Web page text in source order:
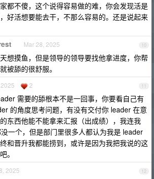
都不傻，这个说得容易做的难，你会发现活是
好活想要能去干，不那么容易的。还是说起来
10
Mar 28, 2025
想摸鱼，但是领导的领导要找他拿进度，你帮
被舔的很舒服。
11
2
需要的舔根本不是一回事，你要看自己有
的角度思考问题，有没有交付你 leader 在意
东西他能不能拿来汇报（出成绩），我连我
一个，但是部门里很多人都认为我是 leader
和晋升我都能捞到，或许是因为我把我说的这
。
12
2025